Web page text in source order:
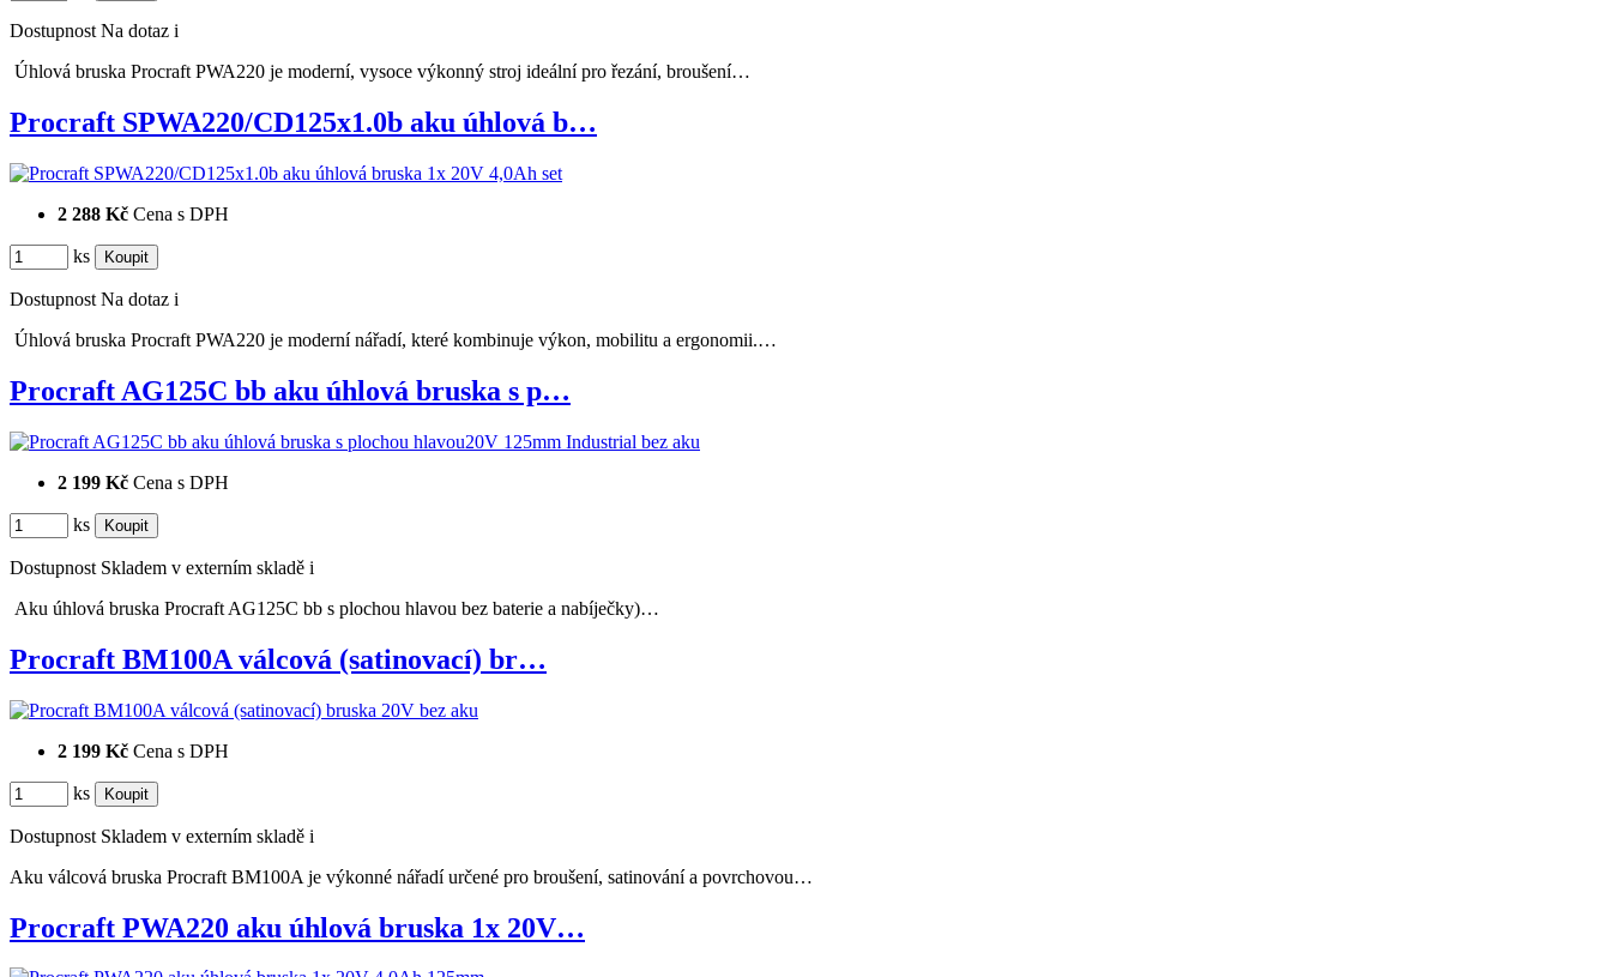
Dostupnost Na dotaz i
Úhlová bruska Procraft PWA220 je moderní, vysoce výkonný stroj ideální pro řezání, broušení…
Procraft SPWA220/CD125x1.0b aku úhlová b…
2 288 Kč Cena s DPH
ks
Dostupnost Na dotaz i
Úhlová bruska Procraft PWA220 je moderní nářadí, které kombinuje výkon, mobilitu a ergonomii.…
Procraft AG125C bb aku úhlová bruska s p…
2 199 Kč Cena s DPH
ks
Dostupnost Skladem v externím skladě i
Aku úhlová bruska Procraft AG125C bb s plochou hlavou bez baterie a nabíječky)…
Procraft BM100A válcová (satinovací) br…
2 199 Kč Cena s DPH
ks
Dostupnost Skladem v externím skladě i
Aku válcová bruska Procraft BM100A je výkonné nářadí určené pro broušení, satinování a povrchovou…
Procraft PWA220 aku úhlová bruska 1x 20V…